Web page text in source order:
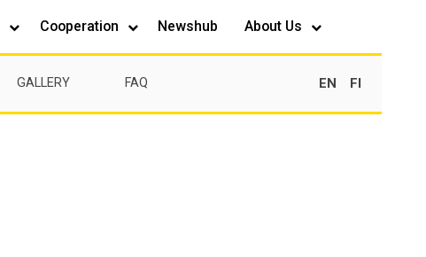
Cooperation Newshub About Us
GALLERY FAQ EN FI